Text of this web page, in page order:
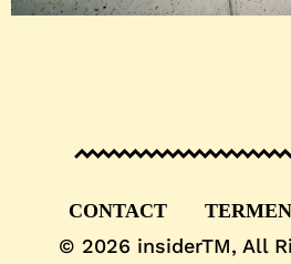
CONTACT
© 2026 insiderTM, All